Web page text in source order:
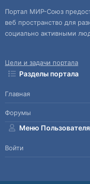
Портал МИР-Союз
веб пространство для
социально активными
Цели и задачи портала
Разделы портала
Главная
Форумы
Меню Пользователя
Войти